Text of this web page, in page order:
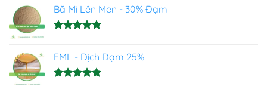
5 sao
Bã Mì Lên Men - 30% Đạm
5 sao
FML - Dịch Đạm 25%